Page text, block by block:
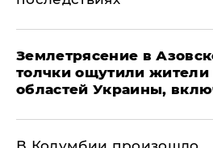
Землетрясение в
толчки ощутили жители
областей Украины,